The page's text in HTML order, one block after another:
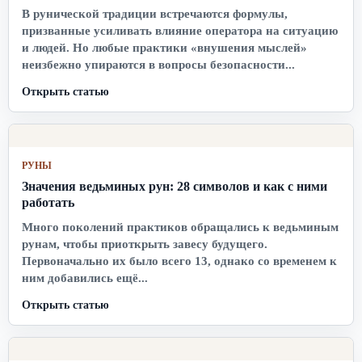
В рунической традиции встречаются формулы,
призванные усиливать влияние оператора на ситуацию
и людей. Но любые практики «внушения мыслей»
неизбежно упираются в вопросы безопасности...
Открыть статью
РУНЫ
Значения ведьминых рун: 28 символов и как с ними
работать
Много поколений практиков обращались к ведьминым
рунам, чтобы приоткрыть завесу будущего.
Первоначально их было всего 13, однако со временем к
ним добавились ещё...
Открыть статью